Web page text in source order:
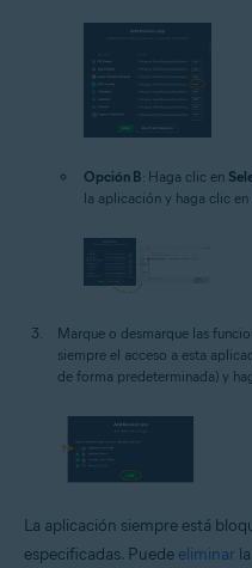
Opción B: Haga clic en
la aplicación y haga clic en
Marque o desmarque las
siempre el acceso a esta
de forma predeterminada) y
La aplicación siempre está
especificadas. Puede eliminar